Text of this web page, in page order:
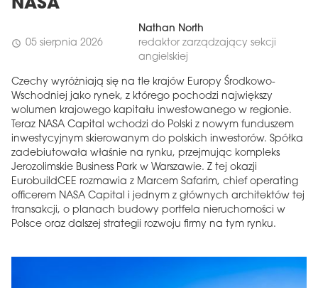
NASA
schedule 05 sierpnia 2026
Nathan North
redaktor zarządzający sekcji
angielskiej
Czechy wyróżniają się na tle krajów Europy Środkowo-
Wschodniej jako rynek, z którego pochodzi największy
wolumen krajowego kapitału inwestowanego w regionie.
Teraz NASA Capital wchodzi do Polski z nowym funduszem
inwestycyjnym skierowanym do polskich inwestorów. Spółka
zadebiutowała właśnie na rynku, przejmując kompleks
Jerozolimskie Business Park w Warszawie. Z tej okazji
EurobuildCEE rozmawia z Marcem Safarim, chief operating
officerem NASA Capital i jednym z głównych architektów tej
transakcji, o planach budowy portfela nieruchomości w
Polsce oraz dalszej strategii rozwoju firmy na tym rynku.